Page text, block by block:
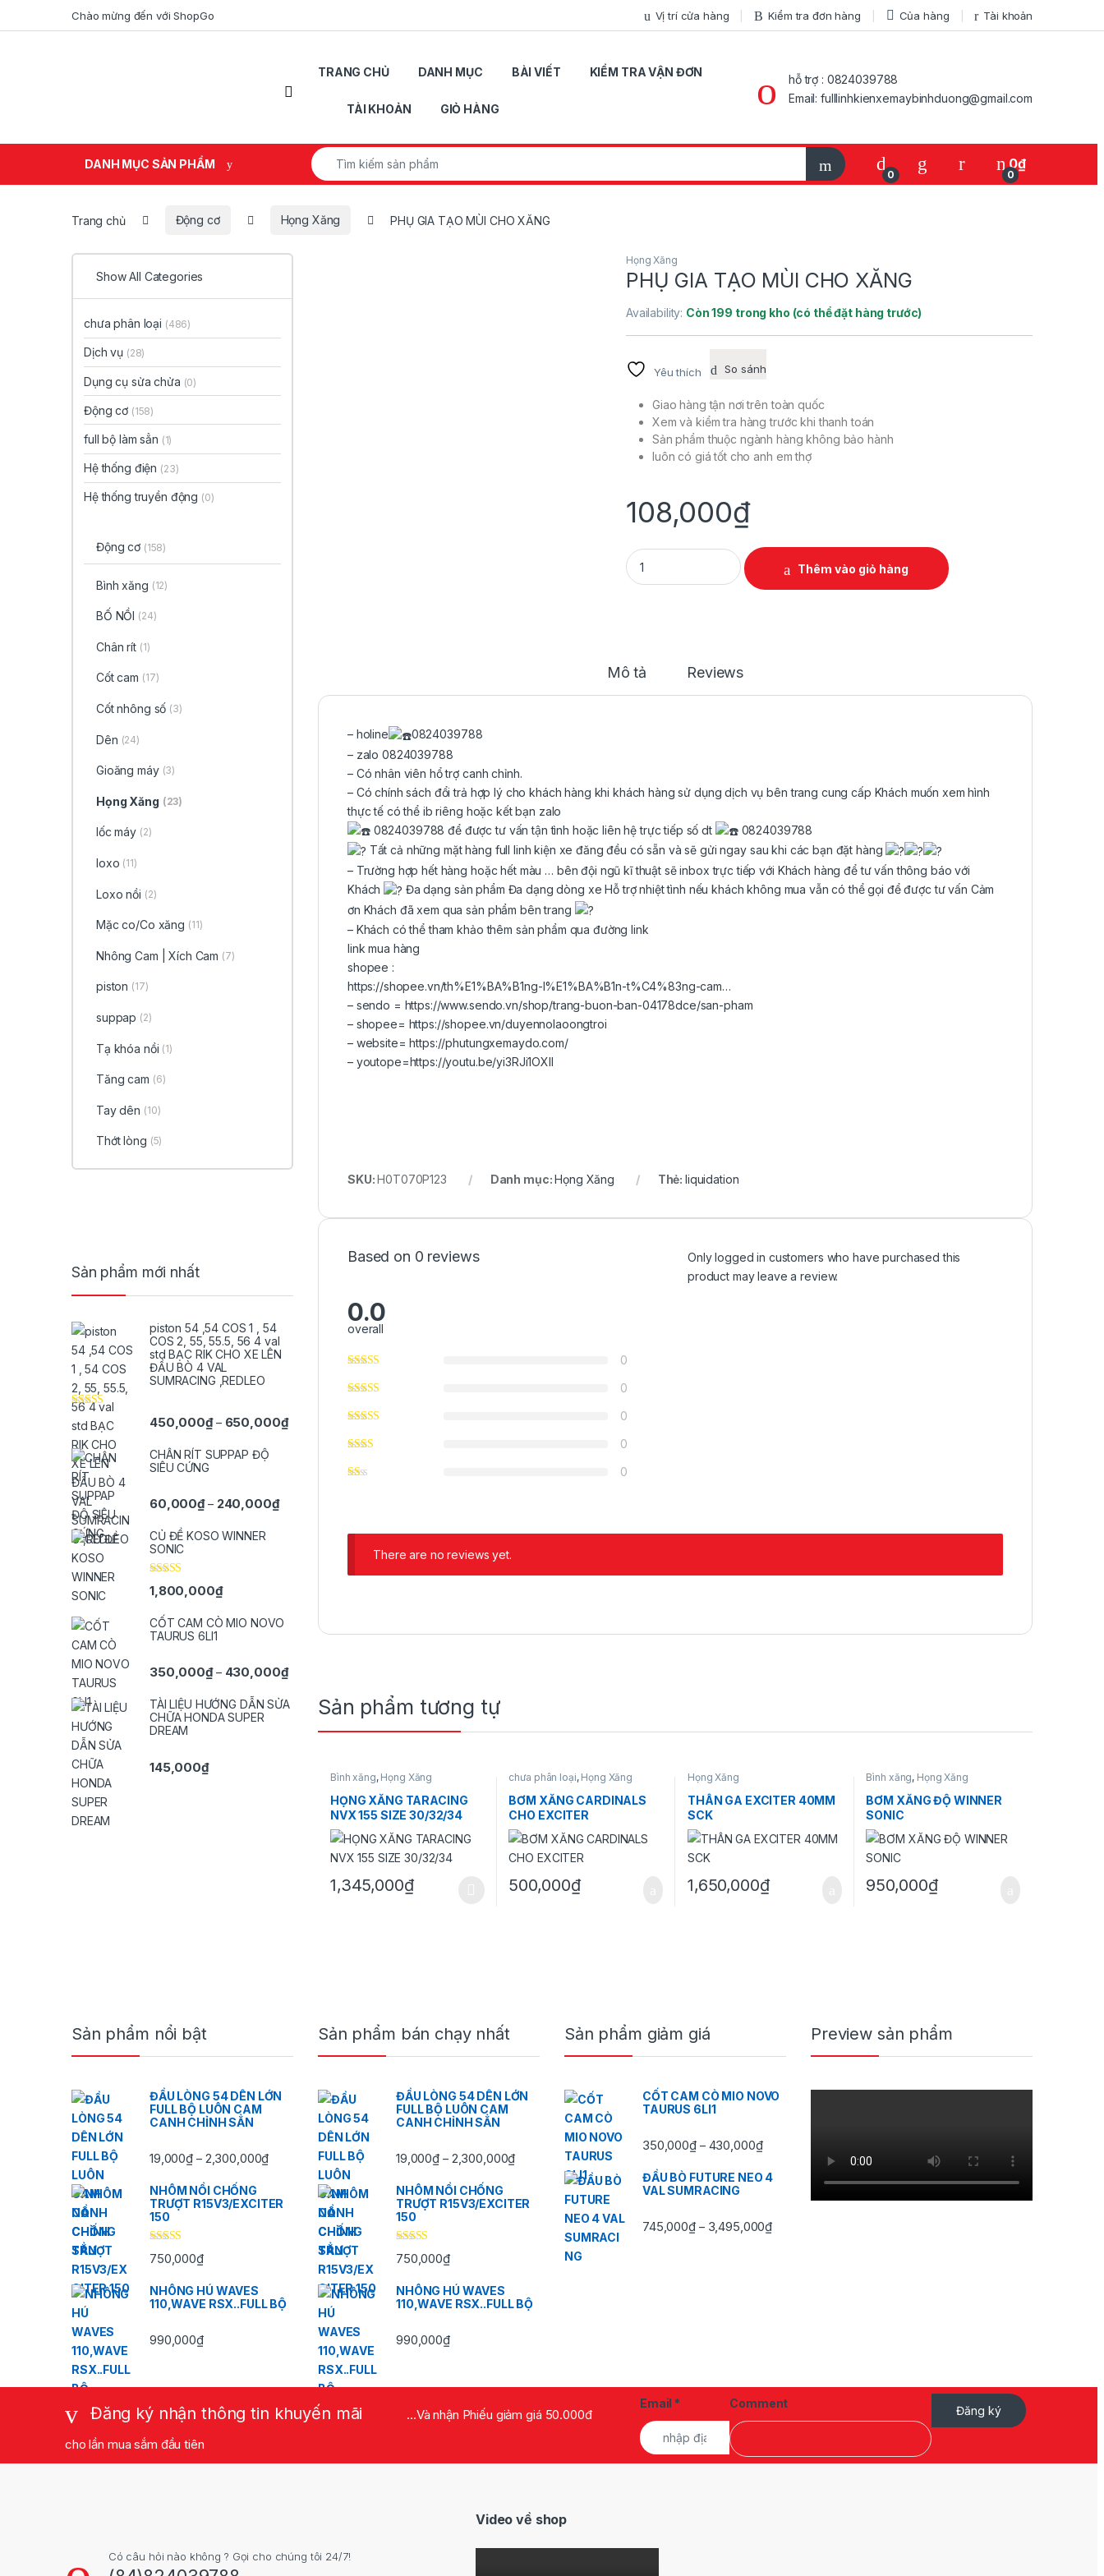
Skip to navigationChào mừng đến với ShopGo Vị trí cửa hàng Kiểm tra đơn hàng Của hàng Tài khoản
Open
TRANG CHỦ DANH MỤC BÀI VIẾT KIỂM TRA VẬN ĐƠN
TÀI KHOẢN GIỎ HÀNG
hỗ trợ : 0824039788
Email: fulllinhkienxemaybinhduong@gmail.com
DANH MỤC SẢN PHẨM
Search for:
0
My Account
0
0₫
Trang chủ Động cơ Họng Xăng PHỤ GIA TẠO MÙI CHO XĂNG
Họng Xăng
PHỤ GIA TẠO MÙI CHO XĂNG
Availability: Còn 199 trong kho (có thể đặt hàng trước)
Yêu thích So sánh
Giao hàng tận nơi trên toàn quốc
Xem và kiểm tra hàng trước khi thanh toán
Sản phẩm thuộc ngành hàng không bảo hành
luôn có giá tốt cho anh em thợ
108,000₫
PHỤ GIA TẠO MÙI CHO XĂNG quantity
Thêm vào giỏ hàng
Mô tả Reviews
– holine
0824039788
– zalo 0824039788
– Có nhân viên hổ trợ canh chỉnh.
– Có chính sách đổi trả hợp lý cho khách hàng khi khách hàng sử dụng dịch vụ bên trang cung cấp Khách muốn xem hình
thực tế có thể ib riêng hoặc kết bạn zalo
0824039788 để được tư vấn tận tình hoặc liên hệ trực tiếp số dt
0824039788
Tất cả những mặt hàng full linh kiện xe đăng đều có sẵn và sẽ gửi ngay sau khi các bạn đặt hàng
– Trường hợp hết hàng hoặc hết màu … bên đội ngũ kĩ thuật sẽ inbox trực tiếp với Khách hàng để tư vấn thông báo với
Khách
Đa dạng sản phẩm Đa dạng dòng xe Hỗ trợ nhiệt tình nếu khách không mua vẫn có thể gọi để được tư vấn Cảm
ơn Khách đã xem qua sản phẩm bên trang
– Khách có thể tham khảo thêm sản phẩm qua đường link
link mua hàng
shopee :
https://shopee.vn/th%E1%BA%B1ng-l%E1%BA%B1n-t%C4%83ng-cam…
– sendo = https://www.sendo.vn/shop/trang-buon-ban-04178dce/san-pham
– shopee= https://shopee.vn/duyennolaoongtroi
– website=https://phutungxemaydo.com/
– youtope=https://youtu.be/yi3RJi1OXII
SKU:H0T070P123 Danh mục:Họng Xăng Thẻ:liquidation
Based on 0 reviews
0.0
overall
0
0
0
0
0
Only logged in customers who have purchased this
product may leave a review.
There are no reviews yet.
Sản phẩm tương tự
Bình xăng, Họng Xăng
HỌNG XĂNG TARACING
NVX 155 SIZE 30/32/34
1,345,000₫
Sản phẩm này có nhiều biến thể. Các tùy chọn có thể được chọn trên trang sản phẩm
chưa phân loại, Họng Xăng
BƠM XĂNG CARDINALS
CHO EXCITER
500,000₫
Họng Xăng
THÂN GA EXCITER 40MM
SCK
1,650,000₫
Bình xăng, Họng Xăng
BƠM XĂNG ĐỘ WINNER
SONIC
950,000₫
Show All Categories
chưa phân loại (486)
Dịch vụ (28)
Dụng cụ sửa chửa (0)
Động cơ (158)
full bộ làm sẳn (1)
Hệ thống điện (23)
Hệ thống truyền động (0)
Động cơ (158)
Bình xăng (12)
BỐ NỒI (24)
Chân rít (1)
Cốt cam (17)
Cốt nhông số (3)
Dên (24)
Gioăng máy (3)
Họng Xăng (23)
lốc máy (2)
loxo (11)
Loxo nồi (2)
Mặc co/Co xăng (11)
Nhông Cam | Xích Cam (7)
piston (17)
suppap (2)
Tạ khóa nồi (1)
Tăng cam (6)
Tay dên (10)
Thớt lòng (5)
Sản phẩm mới nhất
piston 54 ,54 COS 1 , 54
COS 2, 55, 55.5, 56 4 val
std BẠC RIK CHO XE LÊN
ĐẦU BÒ 4 VAL
SUMRACING ,REDLEO
hạng5.00
sao
450,000₫ – 650,000₫Khoảng giá: từ 450,000₫ đến 650,000₫
CHÂN RÍT SUPPAP ĐỘ
SIÊU CỨNG
60,000₫ – 240,000₫Khoảng giá: từ 60,000₫ đến 240,000₫
CỦ ĐỀ KOSO WINNER
SONIC
Được xếp
hạng5.005
1,800,000₫
CỐT CAM CÒ MIO NOVO
TAURUS 6LI1
350,000₫ – 430,000₫Khoảng giá: từ 350,000₫ đến 430,000₫
TÀI LIỆU HƯỚNG DẪN SỬA
CHỮA HONDA SUPER
DREAM
145,000₫
Brands Carousel
Sản phẩm nổi bật
ĐẦU LÒNG 54 DÊN LỚN
FULL BỘ LUÔN CAM
CANH CHỈNH SẲN
19,000₫ – 2,300,000₫Khoảng giá: từ 19,000₫ đến 2,300,000₫
NHÔM NỒI CHỐNG
TRƯỢT R15V3/EXCITER
150
Được xếp
hạng5.005
750,000₫
NHÔNG HÚ WAVES
110,WAVE RSX..FULL BỘ
990,000₫
Sản phẩm bán chạy nhất
ĐẦU LÒNG 54 DÊN LỚN
FULL BỘ LUÔN CAM
CANH CHỈNH SẲN
19,000₫ – 2,300,000₫Khoảng giá: từ 19,000₫ đến 2,300,000₫
NHÔM NỒI CHỐNG
TRƯỢT R15V3/EXCITER
150
Được xếp
hạng5.005
750,000₫
NHÔNG HÚ WAVES
110,WAVE RSX..FULL BỘ
990,000₫
Sản phẩm giảm giá
CỐT CAM CÒ MIO NOVO
TAURUS 6LI1
350,000₫ – 430,000₫Khoảng giá: từ 350,000₫ đến 430,000₫
ĐẦU BÒ FUTURE NEO 4
VAL SUMRACING
745,000₫ – 3,495,000₫Khoảng giá: từ 745,000₫ đến 3,495,000₫
Preview sản phẩm
Đăng ký nhận thông tin khuyến mãi
...Và nhận Phiếu giảm giá 50.000đ
cho lần mua sắm đầu tiên
Email * Comment
Đăng ký
Có câu hỏi nào không ? Gọi cho chúng tôi 24/7!
Video về shop